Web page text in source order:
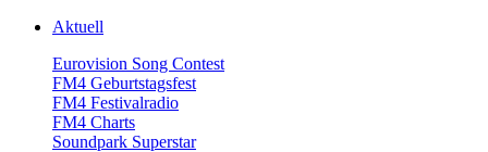
Aktuell
EurovisionSongContest
FM4Geburtstagsfest
FM4Festivalradio
FM4Charts
SoundparkSuperstar